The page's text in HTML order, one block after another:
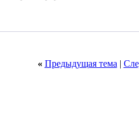
« Предыдущая тема |